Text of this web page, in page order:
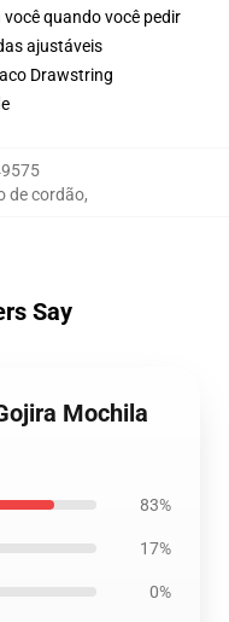
quando você pedir
ajustáveis
Drawstring
de cordão,
Say
Mochila
83%
17%
0%